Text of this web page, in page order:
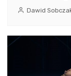
Dawid